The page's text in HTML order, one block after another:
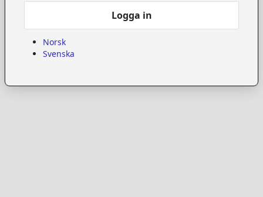
Logga in
Norsk
Svenska